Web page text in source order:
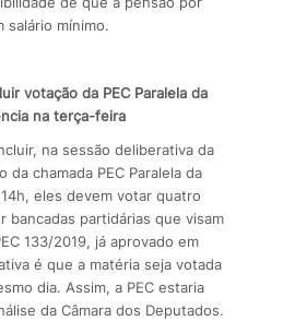
salário mínimo.
votação da PEC Paralela da
na terça-feira
na sessão deliberativa da
chamada PEC Paralela da
eles devem votar quatro
bancadas partidárias que visam
133/2019, já aprovado em
é que a matéria seja votada
dia. Assim, a PEC estaria
da Câmara dos Deputados.